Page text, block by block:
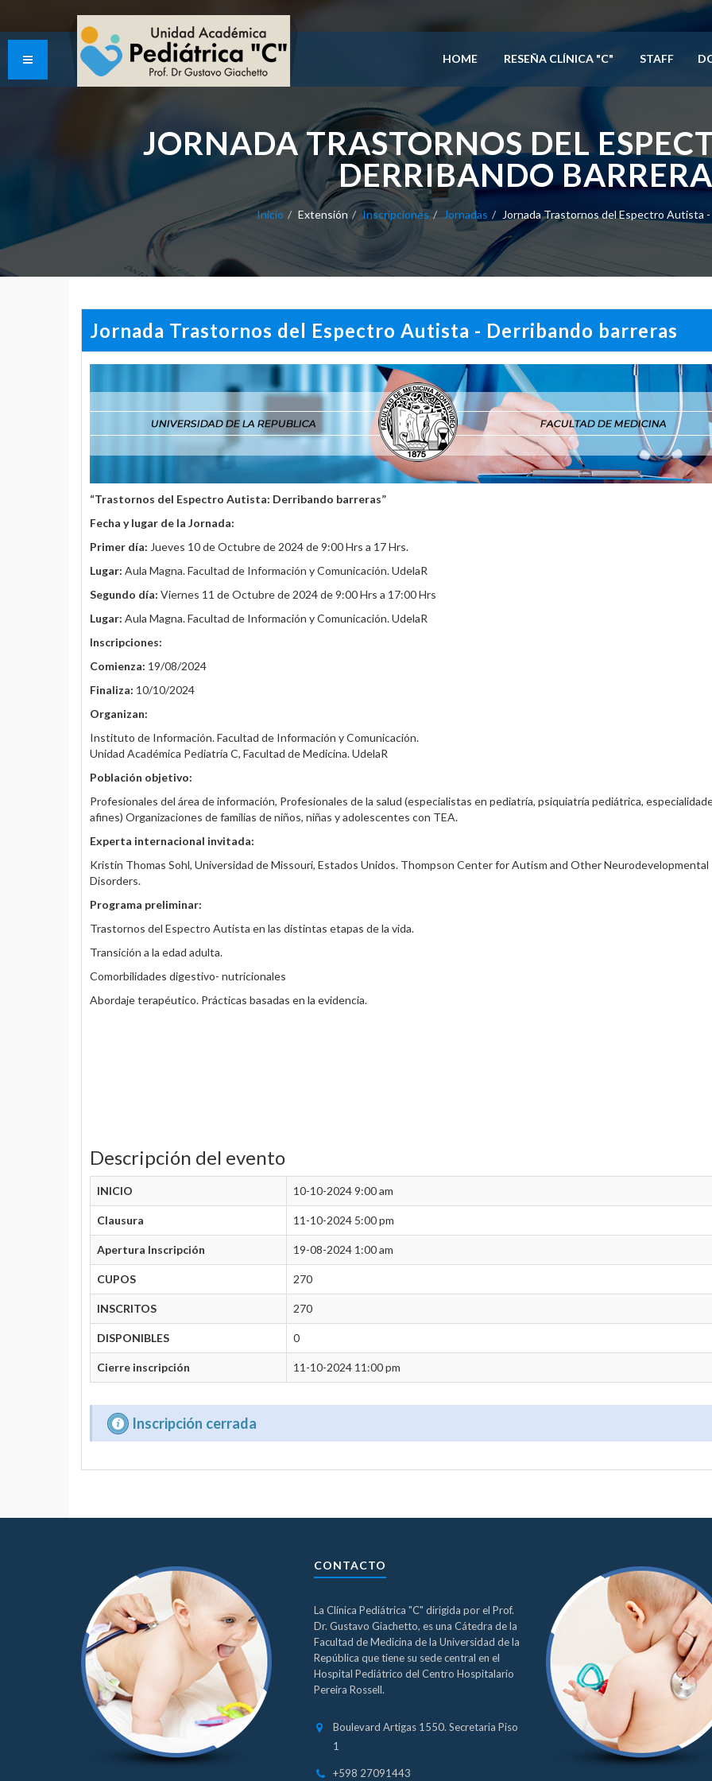
HOME RESEÑA CLÍNICA "C" STAFF
JORNADA TRASTORNOS DEL
DERRIBANDO
Inicio Extensión Inscripciones Jornadas Jornada Trastornos del Espectro Autista
Jornada Trastornos del Espectro Autista - Derribando barreras
“Trastornos del Espectro Autista: Derribando barreras”
Fecha y lugar de la Jornada:
Primer día: Jueves 10 de Octubre de 2024 de 9:00 Hrs a 17 Hrs.
Lugar: Aula Magna. Facultad de Información y Comunicación. UdelaR
Segundo día: Viernes 11 de Octubre de 2024 de 9:00 Hrs a 17:00 Hrs
Lugar: Aula Magna. Facultad de Información y Comunicación. UdelaR
Inscripciones:
Comienza: 19/08/2024
Finaliza: 10/10/2024
Organizan:
Instituto de Información. Facultad de Información y Comunicación.
Unidad Académica Pediatría C, Facultad de Medicina. UdelaR
Población objetivo:
Profesionales del área de información, Profesionales de la salud (especialistas en pediatría, psiquiatría pediátrica,
afines) Organizaciones de familias de niños, niñas y adolescentes con TEA.
Experta internacional invitada:
Kristin Thomas Sohl, Universidad de Missouri, Estados Unidos. Thompson Center for Autism and Other Neurodevelopmental
Disorders.
Programa preliminar:
Trastornos del Espectro Autista en las distintas etapas de la vida.
Transición a la edad adulta.
Comorbilidades digestivo- nutricionales
Abordaje terapéutico. Prácticas basadas en la evidencia.
Descripción del evento
INICIO 10-10-2024 9:00 am
Clausura 11-10-2024 5:00 pm
Apertura Inscripción 19-08-2024 1:00 am
CUPOS 270
INSCRITOS 270
DISPONIBLES 0
Cierre inscripción 11-10-2024 11:00 pm
Inscripción cerrada
CONTACTO
La Clínica Pediátrica "C" dirigida por el Prof.
Dr. Gustavo Giachetto, es una Cátedra de la
Facultad de Medicina de la Universidad de la
República que tiene su sede central en el
Hospital Pediátrico del Centro Hospitalario
Pereira Rossell.
Boulevard Artigas 1550. Secretaria Piso
1
+598 27091443